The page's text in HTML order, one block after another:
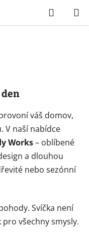
Hledat
váš domov,
V naší nabídce
Works– oblíbené
a dlouhou
nebo sezónní
Svíčka není
všechny smysly.